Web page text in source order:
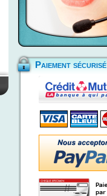
Paiement sécurisé